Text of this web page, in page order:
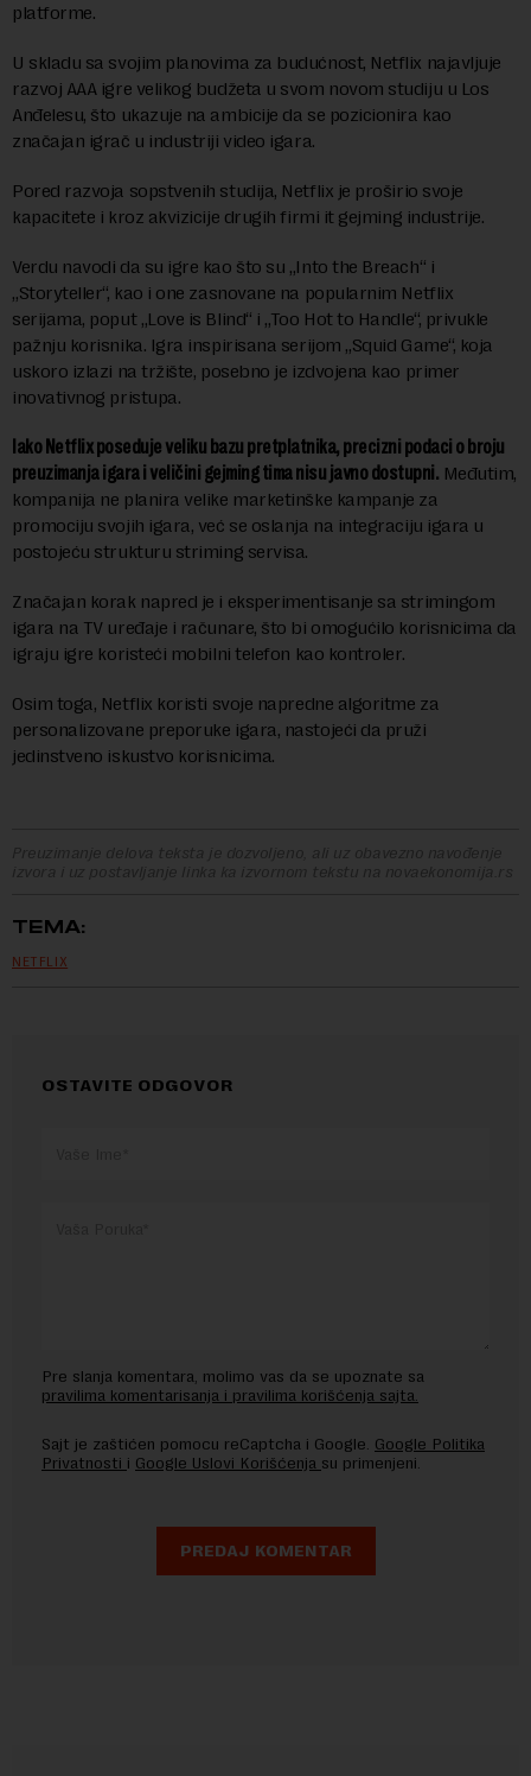
platforme.
U skladu sa svojim planovima za budućnost, Netflix najavljuje
razvoj AAA igre velikog budžeta u svom novom studiju u Los
Anđelesu, što ukazuje na ambicije da se pozicionira kao
značajan igrač u industriji video igara.
Pored razvoja sopstvenih studija, Netflix je proširio svoje
kapacitete i kroz akvizicije drugih firmi it gejming industrije.
Verdu navodi da su igre kao što su „Into the Breach“ i
„Storyteller“, kao i one zasnovane na popularnim Netflix
serijama, poput „Love is Blind“ i „Too Hot to Handle“, privukle
pažnju korisnika. Igra inspirisana serijom „Squid Game“, koja
uskoro izlazi na tržište, posebno je izdvojena kao primer
inovativnog pristupa.
Iako Netflix poseduje veliku bazu pretplatnika, precizni podaci o broju
preuzimanja igara i veličini gejming tima nisu javno dostupni. Međutim,
kompanija ne planira velike marketinške kampanje za
promociju svojih igara, već se oslanja na integraciju igara u
postojeću strukturu striming servisa.
Značajan korak napred je i eksperimentisanje sa strimingom
igara na TV uređaje i računare, što bi omogućilo korisnicima da
igraju igre koristeći mobilni telefon kao kontroler.
Osim toga, Netflix koristi svoje napredne algoritme za
personalizovane preporuke igara, nastojeći da pruži
jedinstveno iskustvo korisnicima.
Preuzimanje delova teksta je dozvoljeno, ali uz obavezno navođenje
izvora i uz postavljanje linka ka izvornom tekstu na novaekonomija.rs
TEMA:
NETFLIX
OSTAVITE ODGOVOR
Pre slanja komentara, molimo vas da se upoznate sa
pravilima komentarisanja i pravilima korišćenja sajta.
Sajt je zaštićen pomocu reCaptcha i Google. Google Politika
Privatnosti i Google Uslovi Korišćenja su primenjeni.